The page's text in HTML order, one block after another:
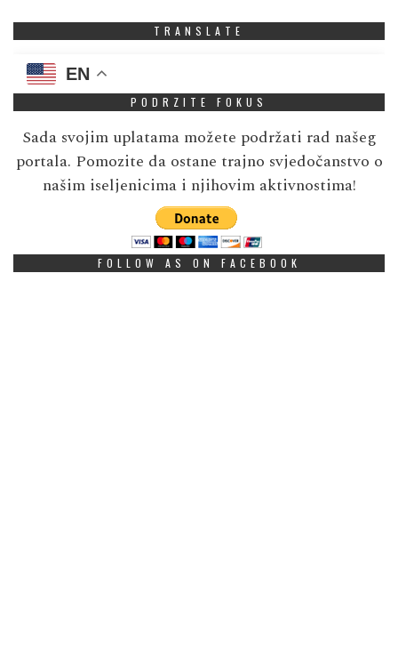
TRANSLATE
EN
PODRZITE FOKUS
Sada svojim uplatama možete podržati rad našeg
portala. Pomozite da ostane trajno svjedočanstvo o
našim iseljenicima i njihovim aktivnostima!
FOLLOW AS ON FACEBOOK